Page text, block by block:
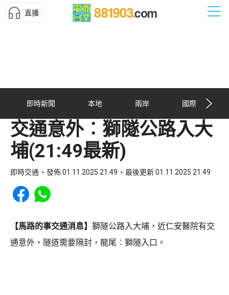
直播
即時新聞 本地 兩岸 國際
交通意外︰獅隧公路入大
埔(21:49最新)
即時交通 發佈 01.11.2025 21:49 最後更新 01.11.2025 21:49
Share to Facebook
Share to WhatsApp
【馬路的事交通消息】 獅隧公路入大埔，近仁安醫院有交
通意外，隧道需要隔封，龍尾︰獅隧入口。